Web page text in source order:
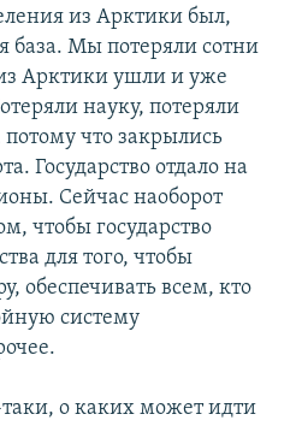
из Арктики был,
база. Мы потеряли сотни
Арктики ушли и уже
науку, потеряли
что закрылись
Государство отдало на
Сейчас наоборот
чтобы государство
для того, чтобы
обеспечивать всем, кто
систему
о каких может идти